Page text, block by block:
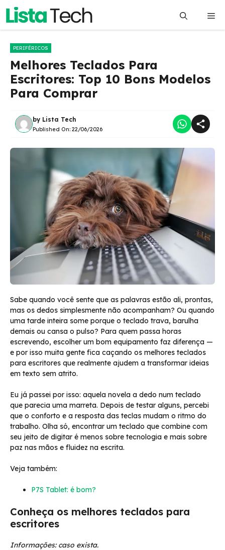
Pular
o
PERIFÉRICOS
Melhores Teclados Para
Escritores: Top 10 Bons Modelos
Para Comprar
by Lista Tech
Published On: 22/06/2026
Sabe quando você sente que as palavras estão ali, prontas,
mas os dedos simplesmente não acompanham? Ou quando
uma tarde inteira some porque o teclado trava, barulha
demais ou cansa o pulso? Para quem passa horas
escrevendo, escolher um bom equipamento faz diferença —
e por isso muita gente fica caçando os melhores teclados
para escritores que realmente ajudem a transformar ideias
em texto sem atrito.
Eu já passei por isso: aquela novela a dedo num teclado
que parecia uma marreta. Depois de testar alguns, percebi
que o conforto e a resposta das teclas mudam o ritmo do
trabalho. Olha só, encontrar um teclado que combine com
seu jeito de digitar é menos sobre tecnologia e mais sobre
paz nas mãos e fluidez na escrita.
Veja também:
P7S Tablet: é bom?
Conheça os melhores teclados para
escritores
Informações: caso exista.